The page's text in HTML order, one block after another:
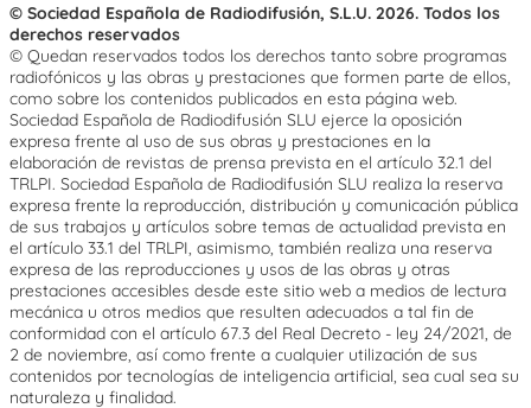
© Sociedad Española de Radiodifusión, S.L.U. 2026. Todos los
derechos reservados
© Quedan reservados todos los derechos tanto sobre programas
radiofónicos y las obras y prestaciones que formen parte de ellos,
como sobre los contenidos publicados en esta página web.
Sociedad Española de Radiodifusión SLU ejerce la oposición
expresa frente al uso de sus obras y prestaciones en la
elaboración de revistas de prensa prevista en el artículo 32.1 del
TRLPI. Sociedad Española de Radiodifusión SLU realiza la reserva
expresa frente la reproducción, distribución y comunicación pública
de sus trabajos y artículos sobre temas de actualidad prevista en
el artículo 33.1 del TRLPI, asimismo, también realiza una reserva
expresa de las reproducciones y usos de las obras y otras
prestaciones accesibles desde este sitio web a medios de lectura
mecánica u otros medios que resulten adecuados a tal fin de
conformidad con el artículo 67.3 del Real Decreto - ley 24/2021, de
2 de noviembre, así como frente a cualquier utilización de sus
contenidos por tecnologías de inteligencia artificial, sea cual sea su
naturaleza y finalidad.